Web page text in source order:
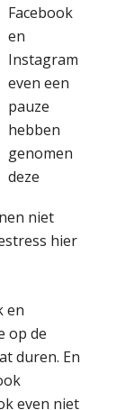
Facebook
en
Instagram
even een
pauze
hebben
genomen
deze
niet
hier
en
op de
duren. En
even niet